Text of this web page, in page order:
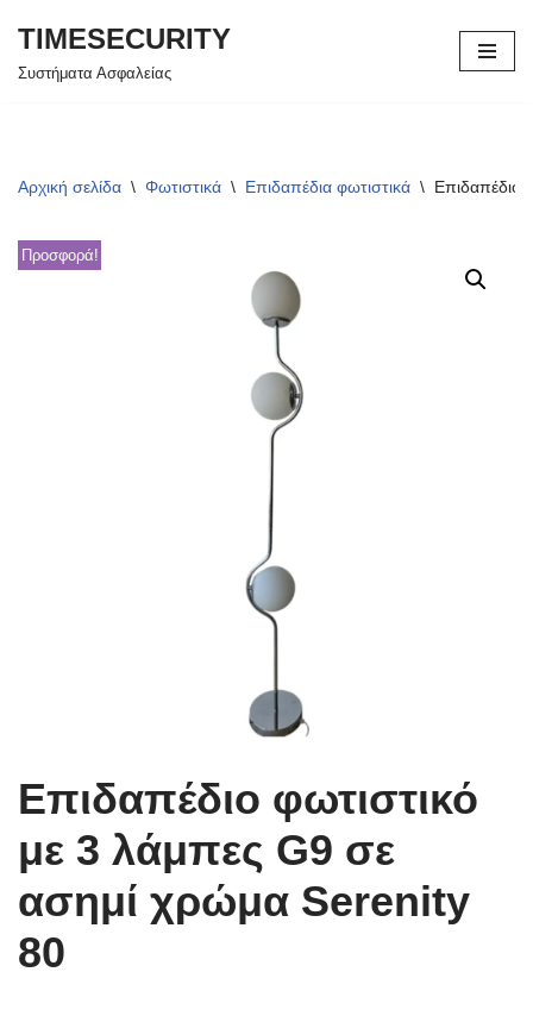
Μεταπηδήστε
TIMESECURITY
Συστήματα Ασφαλείας
Αρχική σελίδα \ Φωτιστικά \ Επιδαπέδια φωτιστικά \ Επιδαπέδιο
Προσφορά!
Επιδαπέδιο φωτιστικό
με 3 λάμπες G9 σε
ασημί χρώμα Serenity
80